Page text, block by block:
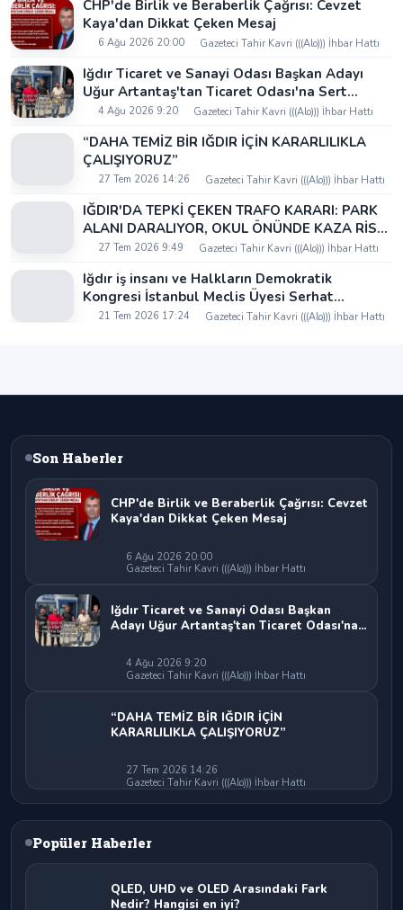
CHP'de Birlik ve Beraberlik Çağrısı: Cevzet
Kaya'dan Dikkat Çeken Mesaj
6 Ağu 2026 20:00 Gazeteci Tahir Kavri (((Alo))) İhbar Hattı
Iğdır Ticaret ve Sanayi Odası Başkan Adayı
Uğur Artantaş'tan Ticaret Odası'na Sert
Eleştiri: "Nakliyeci Sahipsiz Bırakılamaz"
4 Ağu 2026 9:20 Gazeteci Tahir Kavri (((Alo))) İhbar Hattı
“DAHA TEMİZ BİR IĞDIR İÇİN KARARLILIKLA
ÇALIŞIYORUZ”
27 Tem 2026 14:26 Gazeteci Tahir Kavri (((Alo))) İhbar Hattı
IĞDIR'DA TEPKİ ÇEKEN TRAFO KARARI: PARK
ALANI DARALIYOR, OKUL ÖNÜNDE KAZA RİSKİ
İDDİASI VE IĞDIR VALİSİ NEREDE?
27 Tem 2026 9:49 Gazeteci Tahir Kavri (((Alo))) İhbar Hattı
Iğdır iş insanı ve Halkların Demokratik
Kongresi İstanbul Meclis Üyesi Serhat
Kaya’dan Iğdır Tanıtım Günleri’nde birlik ve
21 Tem 2026 17:24 Gazeteci Tahir Kavri (((Alo))) İhbar Hattı
Son Haberler
CHP'de Birlik ve Beraberlik Çağrısı: Cevzet
Kaya'dan Dikkat Çeken Mesaj
6 Ağu 2026 20:00
Gazeteci Tahir Kavri (((Alo))) İhbar Hattı
Iğdır Ticaret ve Sanayi Odası Başkan
Adayı Uğur Artantaş'tan Ticaret Odası'na
Bırakılamaz"
4 Ağu 2026 9:20
Gazeteci Tahir Kavri (((Alo))) İhbar Hattı
“DAHA TEMİZ BİR IĞDIR İÇİN
KARARLILIKLA ÇALIŞIYORUZ”
27 Tem 2026 14:26
Gazeteci Tahir Kavri (((Alo))) İhbar Hattı
Popüler Haberler
QLED, UHD ve OLED Arasındaki Fark
Nedir? Hangisi en iyi?